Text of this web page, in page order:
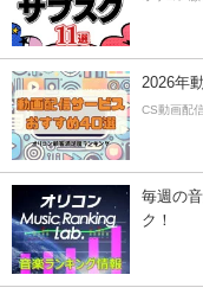
2026年
CS動画配
毎週の
ク！